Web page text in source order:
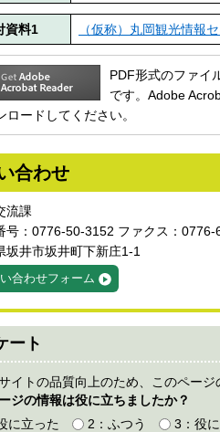
資料1 （仮称）丸岡観光情報
PDF形式のファイ
です。Adobe
ロードしてください。
合わせ
流課
号：0776-50-3152 ファクス：0776-
坂井市坂井町下新庄1-1
合わせフォーム
ート
イトの品質向上のため、このペー
ジの情報は役に立ちましたか？
に立った
2：ふつう 3：役